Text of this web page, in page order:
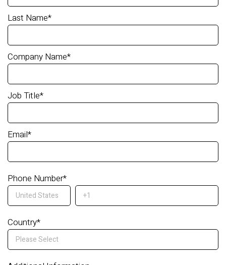
Last Name*
Company Name*
Job Title*
Email*
Phone Number*
Country*